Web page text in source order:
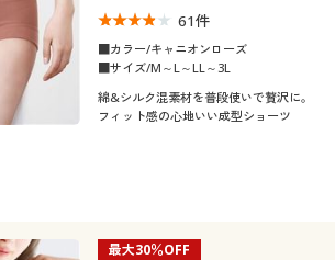
61件
■カラー/キャニオンローズ
■サイズ/M～L～LL～3L
綿&シルク混素材を普段使いで贅沢に。
フィット感の心地いい成型ショーツ
最大30％OFF